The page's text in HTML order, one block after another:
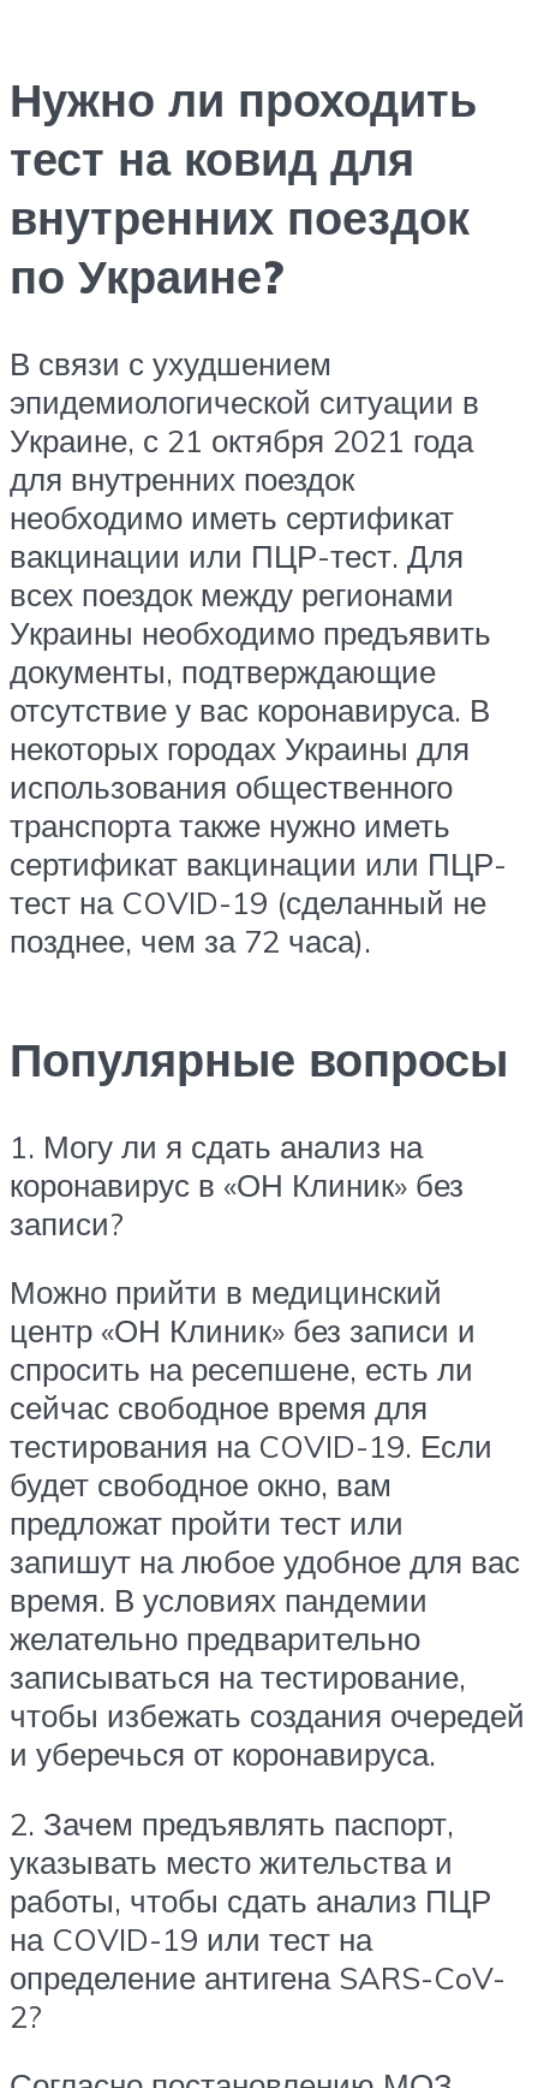
Нужно ли проходить
тест на ковид для
внутренних поездок
по Украине?
В связи с ухудшением
эпидемиологической ситуации в
Украине, с 21 октября 2021 года
для внутренних поездок
необходимо иметь сертификат
вакцинации или ПЦР-тест. Для
всех поездок между регионами
Украины необходимо предъявить
документы, подтверждающие
отсутствие у вас коронавируса. В
некоторых городах Украины для
использования общественного
транспорта также нужно иметь
сертификат вакцинации или ПЦР-
тест на COVID-19 (сделанный не
позднее, чем за 72 часа).
Популярные вопросы
1. Могу ли я сдать анализ на
коронавирус в «ОН Клиник» без
записи?
Можно прийти в медицинский
центр «ОН Клиник» без записи и
спросить на ресепшене, есть ли
сейчас свободное время для
тестирования на COVID-19. Если
будет свободное окно, вам
предложат пройти тест или
запишут на любое удобное для вас
время. В условиях пандемии
желательно предварительно
записываться на тестирование,
чтобы избежать создания очередей
и уберечься от коронавируса.
2. Зачем предъявлять паспорт,
указывать место жительства и
работы, чтобы сдать анализ ПЦР
на COVID-19 или тест на
определение антигена SARS-CoV-
2?